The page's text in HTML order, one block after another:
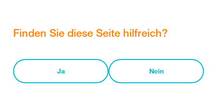
Finden Sie diese Seite hilfreich?
Ja Nein